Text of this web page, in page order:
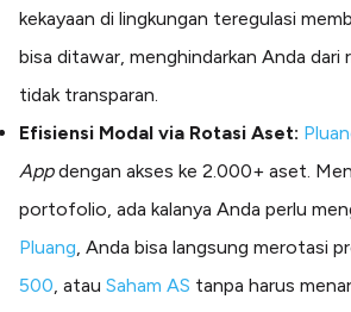
kekayaan di lingkungan teregulasi
bisa ditawar, menghindarkan Anda
tidak transparan.
Efisiensi Modal via Rotasi Aset:
Appdengan akses ke 2.000+ aset.
portofolio, ada kalanya Anda perlu
Pluang , Anda bisa langsung merotasi
500 , atau Saham AS tanpa harus